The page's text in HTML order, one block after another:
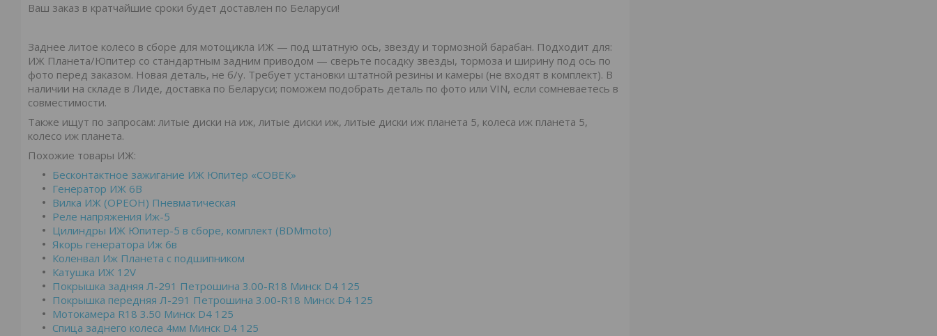
Ваш заказ в кратчайшие сроки будет доставлен по Беларуси!
Заднее литое колесо в сборе для мотоцикла ИЖ — под штатную ось, звезду и тормозной барабан. Подходит для:
ИЖ Планета/Юпитер со стандартным задним приводом — сверьте посадку звезды, тормоза и ширину под ось по
фото перед заказом. Новая деталь, не б/у. Требует установки штатной резины и камеры (не входят в комплект). В
наличии на складе в Лиде, доставка по Беларуси; поможем подобрать деталь по фото или VIN, если сомневаетесь в
совместимости.
Также ищут по запросам: литые диски на иж, литые диски иж, литые диски иж планета 5, колеса иж планета 5,
колесо иж планета.
Похожие товары ИЖ:
Бесконтактное зажигание ИЖ Юпитер «СОВЕК»
Генератор ИЖ 6В
Вилка ИЖ (ОРЕОН) Пневматическая
Реле напряжения Иж-5
Цилиндры ИЖ Юпитер-5 в сборе, комплект (BDMmoto)
Якорь генератора Иж 6в
Коленвал Иж Планета с подшипником
Катушка ИЖ 12V
Покрышка задняя Л-291 Петрошина 3.00-R18 Минск D4 125
Покрышка передняя Л-291 Петрошина 3.00-R18 Минск D4 125
Мотокамера R18 3.50 Минск D4 125
Спица заднего колеса 4мм Минск D4 125